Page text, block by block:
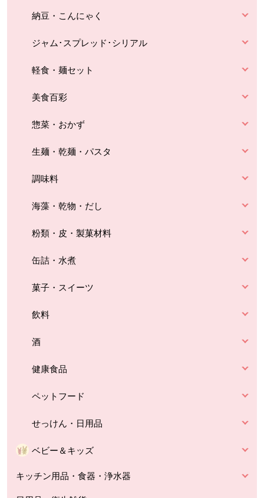
納豆・こんにゃく
ジャム･スプレッド･シリアル
軽食・麺セット
美食百彩
惣菜・おかず
生麺・乾麺・パスタ
調味料
海藻・乾物・だし
粉類・皮・製菓材料
缶詰・水煮
菓子・スイーツ
飲料
酒
健康食品
ペットフード
せっけん・日用品
ベビー＆キッズ
キッチン用品・食器・浄水器